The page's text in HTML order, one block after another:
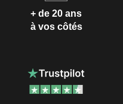
+ de 20 ans
à vos côtés